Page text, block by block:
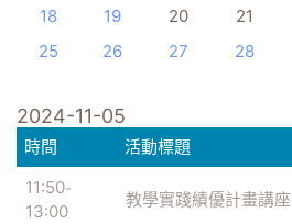
18
19 20 21
25
26 27 28
2024-11-05
時間
活動標題
11:50-
13:00
教學實踐績優計畫講座